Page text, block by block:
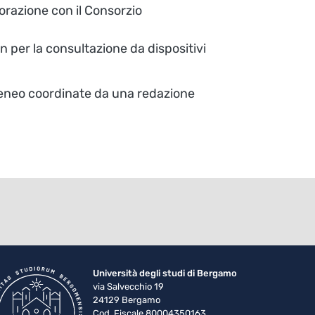
con il Consorzio
per la consultazione da dispositivi
coordinate da una redazione
Università degli studi di Bergamo
via Salvecchio 19
24129 Bergamo